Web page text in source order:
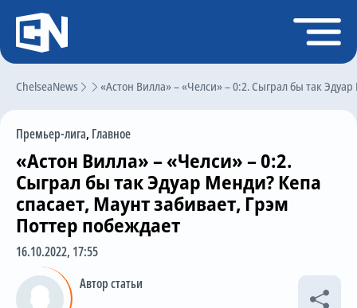
ChelseaNews «Астон Вилла» – «Челси» – 0:2. Сыграл бы так
Премьер-лига, Главное
«Астон Вилла» – «Челси» – 0:2.
Сыграл бы так Эдуар Менди? Кепа
спасает, Маунт забивает, Грэм
Поттер побеждает
16.10.2022, 17:55
Автор статьи
Регистрация
Главная
Чат
Трансферы
Слухи
История Челси
Статистика
Календарь игр